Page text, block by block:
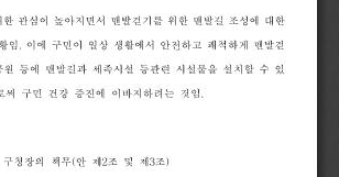
한 관심이 높아지면서 맨발걷기를 위한 맨발길 조성에 대한
임 이에 구민이 일상 생활에서 안전하고 쾌적하게 맨발걷
원 등에 맨발길과 세족시설 등관련 시설물을 설치할 수 있
써 구민 건강 증진에 이바지하려는 것임
구청장의 책무(안 제2조 및 제3조)